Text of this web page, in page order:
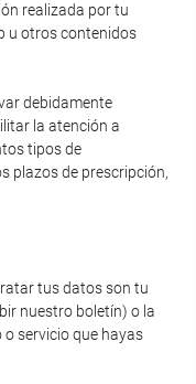
realizada por tu
u otros contenidos
debidamente
la atención a
tipos de
plazos de prescripción,
tus datos son tu
nuestro boletín) o la
servicio que hayas